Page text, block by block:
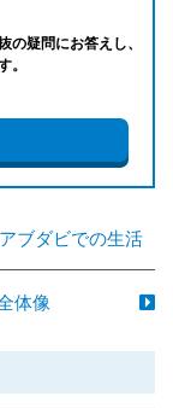
疑問にお答えし、
。
ブダビでの生活
体像